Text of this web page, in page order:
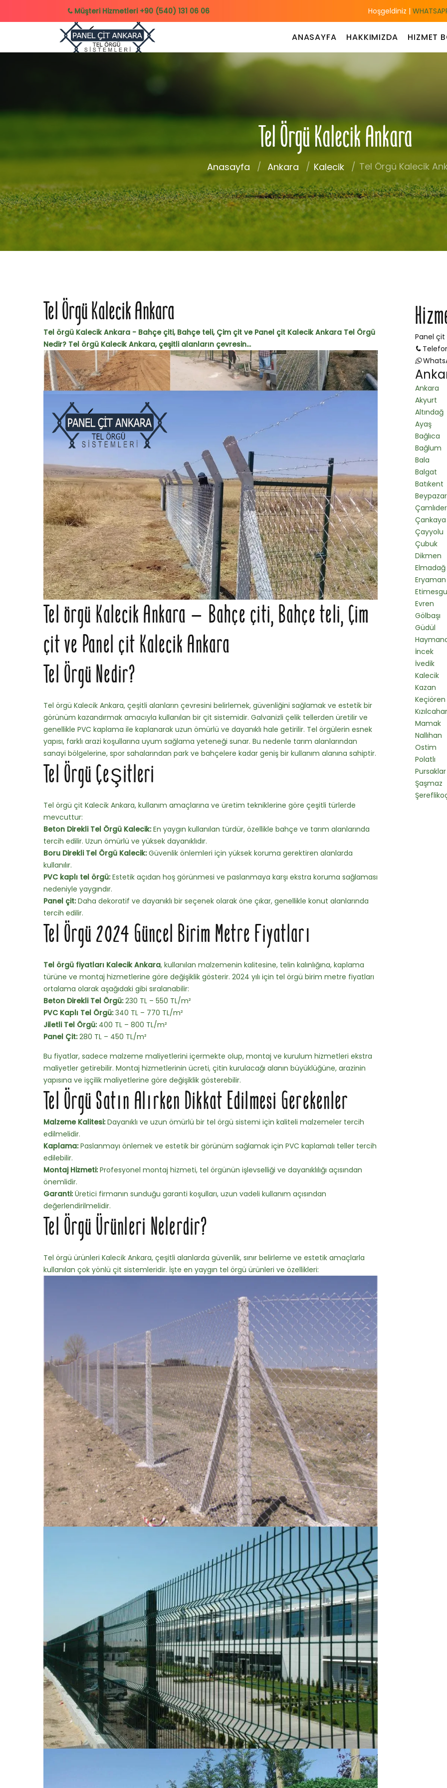
Müşteri Hizmetleri +90 (540) 131 06 06 Hoşgeldiniz |
ANASAYFA HAKKIMIZDA HIZMET
Tel Örgü Kalecik Ankara
Anasayfa Ankara Kalecik Tel Örgü Kalecik
Panel çit
Ankara
Akyurt
Altındağ
Ayaş
Bağlıca
Bağlum
Bala
Balgat
Batıkent
Çankaya
Çayyolu
Çubuk
Dikmen
Elmadağ
Eryaman
Evren
Gölbaşı
Güdül
İncek
İvedik
Kalecik
Kazan
Keçiören
Mamak
Nallıhan
Ostim
Polatlı
Pursaklar
Şaşmaz
Tel Örgü Kalecik Ankara
Tel örgü Kalecik Ankara - Bahçe çiti, Bahçe teli, Çim çit ve Panel çit Kalecik Ankara Tel Örgü
Nedir? Tel örgü Kalecik Ankara, çeşitli alanların çevresin...
Tel örgü Kalecik Ankara – Bahçe çiti, Bahçe teli, Çim
çit ve Panel çit Kalecik Ankara
Tel Örgü Nedir?
Tel örgü Kalecik Ankara, çeşitli alanların çevresini belirlemek, güvenliğini sağlamak ve estetik bir
görünüm kazandırmak amacıyla kullanılan bir çit sistemidir. Galvanizli çelik tellerden üretilir ve
genellikle PVC kaplama ile kaplanarak uzun ömürlü ve dayanıklı hale getirilir. Tel örgülerin esnek
yapısı, farklı arazi koşullarına uyum sağlama yeteneği sunar. Bu nedenle tarım alanlarından
sanayi bölgelerine, spor sahalarından park ve bahçelere kadar geniş bir kullanım alanına sahiptir.
Tel Örgü Çeşitleri
Tel örgü çit Kalecik Ankara, kullanım amaçlarına ve üretim tekniklerine göre çeşitli türlerde
mevcuttur:
Beton Direkli Tel Örgü Kalecik:En yaygın kullanılan türdür, özellikle bahçe ve tarım alanlarında
tercih edilir. Uzun ömürlü ve yüksek dayanıklıdır.
Boru Direkli Tel Örgü Kalecik:Güvenlik önlemleri için yüksek koruma gerektiren alanlarda
kullanılır.
PVC kaplı tel örgü:Estetik açıdan hoş görünmesi ve paslanmaya karşı ekstra koruma sağlaması
nedeniyle yaygındır.
Panel çit:Daha dekoratif ve dayanıklı bir seçenek olarak öne çıkar, genellikle konut alanlarında
tercih edilir.
Tel Örgü 2024 Güncel Birim Metre Fiyatları
Tel örgü fiyatları Kalecik Ankara, kullanılan malzemenin kalitesine, telin kalınlığına, kaplama
türüne ve montaj hizmetlerine göre değişiklik gösterir. 2024 yılı için tel örgü birim metre fiyatları
ortalama olarak aşağıdaki gibi sıralanabilir:
Beton Direkli Tel Örgü:230 TL – 550 TL/m²
PVC Kaplı Tel Örgü:340 TL – 770 TL/m²
Jiletli Tel Örgü:400 TL – 800 TL/m²
Panel Çit:280 TL – 450 TL/m²
Bu fiyatlar, sadece malzeme maliyetlerini içermekte olup, montaj ve kurulum hizmetleri ekstra
maliyetler getirebilir. Montaj hizmetlerinin ücreti, çitin kurulacağı alanın büyüklüğüne, arazinin
yapısına ve işçilik maliyetlerine göre değişiklik gösterebilir.
Tel Örgü Satın Alırken Dikkat Edilmesi Gerekenler
Malzeme Kalitesi:Dayanıklı ve uzun ömürlü bir tel örgü sistemi için kaliteli malzemeler tercih
edilmelidir.
Kaplama:Paslanmayı önlemek ve estetik bir görünüm sağlamak için PVC kaplamalı teller tercih
edilebilir.
Montaj Hizmeti:Profesyonel montaj hizmeti, tel örgünün işlevselliği ve dayanıklılığı açısından
önemlidir.
Garanti:Üretici firmanın sunduğu garanti koşulları, uzun vadeli kullanım açısından
değerlendirilmelidir.
Tel Örgü Ürünleri Nelerdir?
Tel örgü ürünleri Kalecik Ankara, çeşitli alanlarda güvenlik, sınır belirleme ve estetik amaçlarla
kullanılan çok yönlü çit sistemleridir. İşte en yaygın tel örgü ürünleri ve özellikleri: